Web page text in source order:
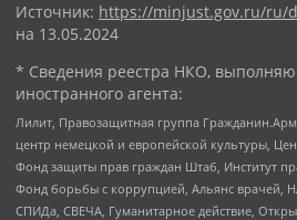
Источник: https://minjust.gov.ru/ru/
на 13.05.2024
* Сведения реестра НКО,
иностранного агента:
Лилит, Правозащитная группа
центр немецкой и европейской культуры,
Фонд защиты прав граждан Штаб, Институт
Фонд борьбы с коррупцией, Альянс
СПИДа, СВЕЧА, Гуманитарное действие,